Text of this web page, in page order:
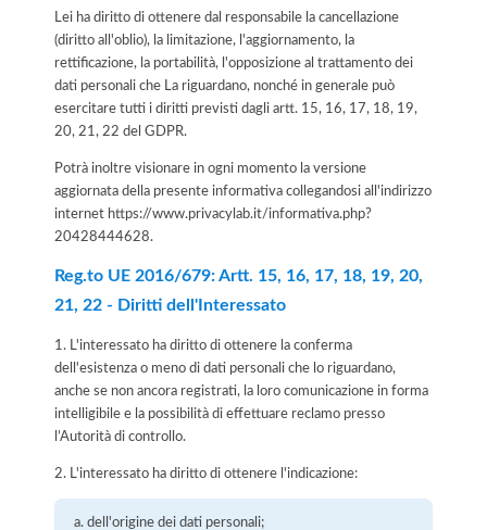
Lei ha diritto di ottenere dal responsabile la cancellazione
(diritto all'oblio), la limitazione, l'aggiornamento, la
rettificazione, la portabilità, l'opposizione al trattamento dei
dati personali che La riguardano, nonché in generale può
esercitare tutti i diritti previsti dagli artt. 15, 16, 17, 18, 19,
20, 21, 22 del GDPR.
Potrà inoltre visionare in ogni momento la versione
aggiornata della presente informativa collegandosi all'indirizzo
internet https://www.privacylab.it/informativa.php?
20428444628.
Reg.to UE 2016/679: Artt. 15, 16, 17, 18, 19, 20,
21, 22 - Diritti dell'Interessato
1. L'interessato ha diritto di ottenere la conferma
dell'esistenza o meno di dati personali che lo riguardano,
anche se non ancora registrati, la loro comunicazione in forma
intelligibile e la possibilità di effettuare reclamo presso
l’Autorità di controllo.
2. L'interessato ha diritto di ottenere l'indicazione:
dell'origine dei dati personali;